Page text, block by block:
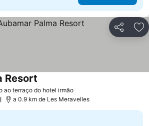
Partilhar
ao terraço do hotel irmão
Resort
a 0.9 km de Les Meravelles